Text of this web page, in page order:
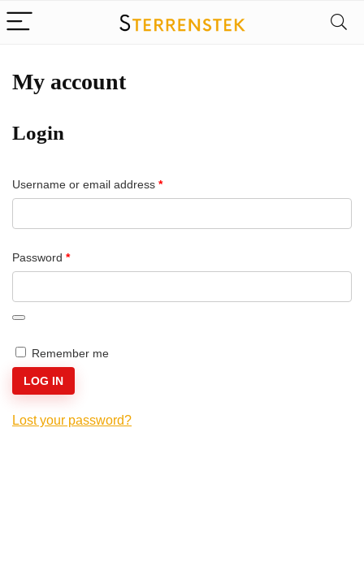
My account
Login
Username or email address *Required
Password *Required
Remember me
LOG IN
Lost your password?